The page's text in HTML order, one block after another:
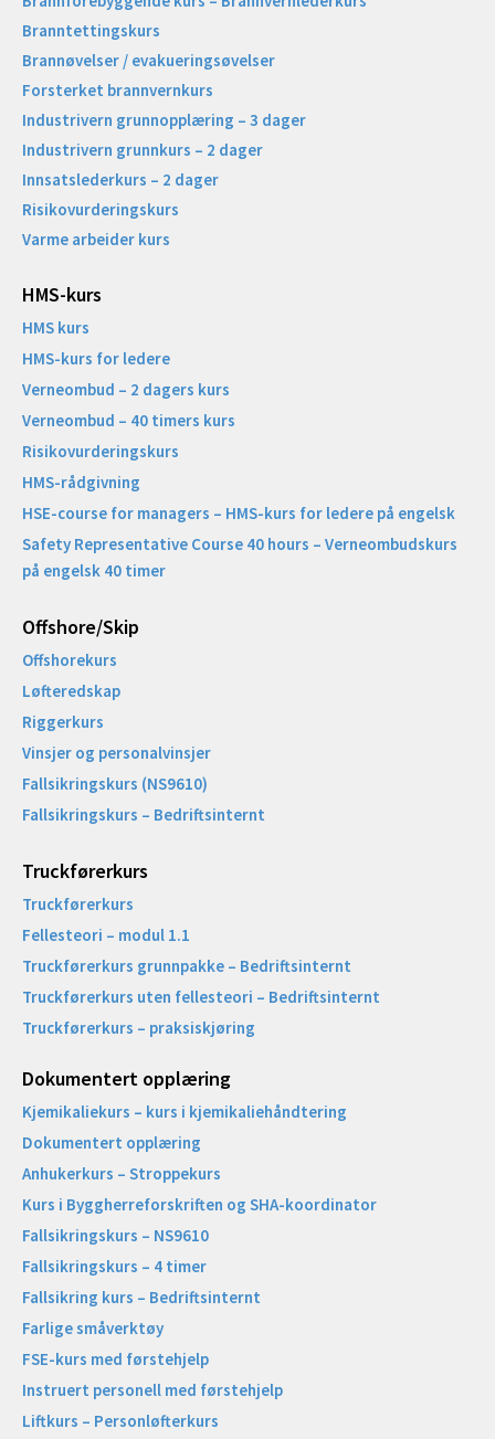
Branntettingskurs
Brannøvelser / evakueringsøvelser
Forsterket brannvernkurs
Industrivern grunnopplæring – 3 dager
Industrivern grunnkurs – 2 dager
Innsatslederkurs – 2 dager
Risikovurderingskurs
Varme arbeider kurs
HMS-kurs
HMS kurs
HMS-kurs for ledere
Verneombud – 2 dagers kurs
Verneombud – 40 timers kurs
Risikovurderingskurs
HMS-rådgivning
HSE-course for managers – HMS-kurs for ledere på engelsk
Safety Representative Course 40 hours – Verneombudskurs
på engelsk 40 timer
Offshore/Skip​
Offshorekurs
Løfteredskap
Riggerkurs
Vinsjer og personalvinsjer
Fallsikringskurs (NS9610)
Fallsikringskurs – Bedriftsinternt
Truckførerkurs
Truckførerkurs
Fellesteori – modul 1.1
Truckførerkurs grunnpakke – Bedriftsinternt
Truckførerkurs uten fellesteori – Bedriftsinternt
Truckførerkurs – praksiskjøring
Dokumentert opplæring
Kjemikaliekurs – kurs i kjemikaliehåndtering
Dokumentert opplæring
Anhukerkurs – Stroppekurs
Kurs i Byggherreforskriften og SHA-koordinator
Fallsikringskurs – NS9610
Fallsikringskurs – 4 timer
Fallsikring kurs – Bedriftsinternt
Farlige småverktøy
FSE-kurs med førstehjelp
Instruert personell med førstehjelp
Liftkurs – Personløfterkurs